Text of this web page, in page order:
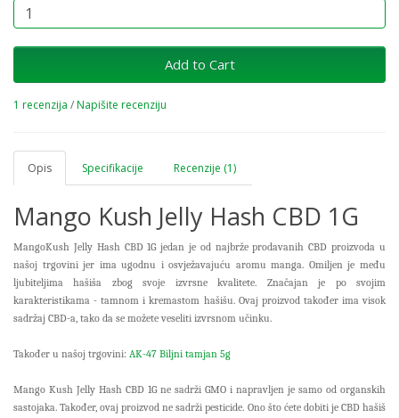
Add to Cart
1 recenzija /Napišite recenziju
Opis Specifikacije Recenzije (1)
Mango Kush Jelly Hash CBD 1G
MangoKush Jelly Hash CBD 1G jedan je od najbrže prodavanih CBD proizvoda u
našoj trgovini jer ima ugodnu i osvježavajuću aromu manga. Omiljen je među
ljubiteljima hašiša zbog svoje izvrsne kvalitete. Značajan je po svojim
karakteristikama - tamnom i kremastom hašišu. Ovaj proizvod također ima visok
sadržaj CBD-a, tako da se možete veseliti izvrsnom učinku.
Također u našoj trgovini: AK-47 Biljni tamjan 5g
Mango Kush Jelly Hash CBD 1G ne sadrži GMO i napravljen je samo od organskih
sastojaka. Također, ovaj proizvod ne sadrži pesticide. Ono što ćete dobiti je CBD hašiš